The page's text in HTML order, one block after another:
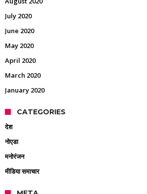
July 2020
June 2020
May 2020
April 2020
March 2020
January 2020
CATEGORIES
देश
नोएडा
मनोरंजन
मीडिया समाचार